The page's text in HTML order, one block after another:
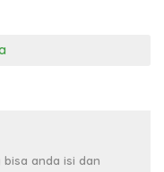
anda isi dan